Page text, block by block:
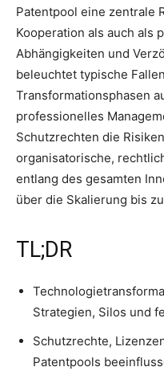
Patentpool eine zentrale
Kooperation als auch als
Abhängigkeiten und
beleuchtet typische
Transformationsphasen
professionelles
Schutzrechten die
organisatorische,
entlang des gesamten
über die Skalierung bis
TL;DR
Strategien, Silos und
Schutzrechte,
Patentpools